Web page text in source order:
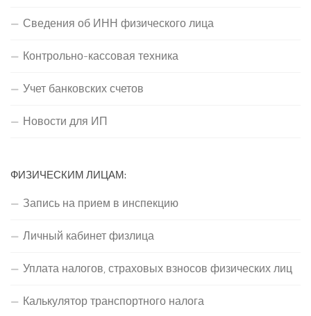
Сведения об ИНН физического лица
Контрольно-кассовая техника
Учет банковских счетов
Новости для ИП
ФИЗИЧЕСКИМ ЛИЦАМ:
Запись на прием в инспекцию
Личный кабинет физлица
Уплата налогов, страховых взносов физических лиц
Калькулятор транспортного налога